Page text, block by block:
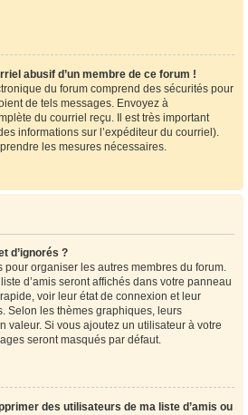
abusif d’un membre de ce forum !
du forum comprend des sécurités pour
de tels messages. Envoyez à
du courriel reçu. Il est très important
informations sur l’expéditeur du courriel).
les mesures nécessaires.
d’ignorés ?
pour organiser les autres membres du forum.
d’amis seront affichés dans votre panneau
voir leur état de connexion et leur
Selon les thèmes graphiques, leurs
valeur. Si vous ajoutez un utilisateur à votre
seront masqués par défaut.
des utilisateurs de ma liste d’amis ou